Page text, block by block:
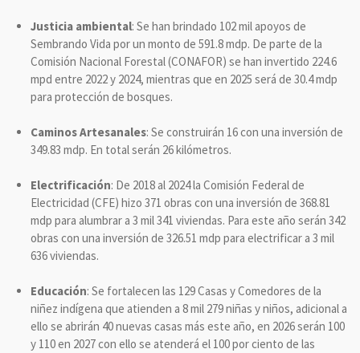
Justicia ambiental: Se han brindado 102 mil apoyos de
Sembrando Vida por un monto de 591.8 mdp. De parte de la
Comisión Nacional Forestal (CONAFOR) se han invertido 224.6
mpd entre 2022 y 2024, mientras que en 2025 será de 30.4 mdp
para protección de bosques.
Caminos Artesanales: Se construirán 16 con una inversión de
349.83 mdp. En total serán 26 kilómetros.
Electrificación: De 2018 al 2024 la Comisión Federal de
Electricidad (CFE) hizo 371 obras con una inversión de 368.81
mdp para alumbrar a 3 mil 341 viviendas. Para este año serán 342
obras con una inversión de 326.51 mdp para electrificar a 3 mil
636 viviendas.
Educación: Se fortalecen las 129 Casas y Comedores de la
niñez indígena que atienden a 8 mil 279 niñas y niños, adicional a
ello se abrirán 40 nuevas casas más este año, en 2026 serán 100
y 110 en 2027 con ello se atenderá el 100 por ciento de las